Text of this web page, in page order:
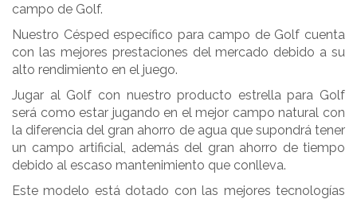
campo de Golf.
Nuestro Césped específico para campo de Golf cuenta
con las mejores prestaciones del mercado debido a su
alto rendimiento en el juego.
Jugar al Golf con nuestro producto estrella para Golf
será como estar jugando en el mejor campo natural con
la diferencia del gran ahorro de agua que supondrá tener
un campo artificial, además del gran ahorro de tiempo
debido al escaso mantenimiento que conlleva.
Este modelo está dotado con las mejores tecnologías